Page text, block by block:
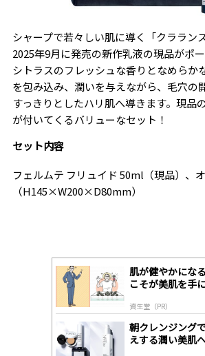
シャープで若々しい肌に導く「クララン
2025年9月に発売の新作乳液の現品がポ
シトラスのフレッシュな香りとなめらか
を包み込み、潤いを与えながら、毛穴の
すっきりとしたハリ肌へ導きます。現品
が付いてくるバリューなセット！
セット内容
フェルムテ フリュイド 50ml（現品）、
（H145×W200×D80mm）
肌が健やかにな
こそが美肌を手
資生堂（PR）
朝クレンジング
えする潤い美肌